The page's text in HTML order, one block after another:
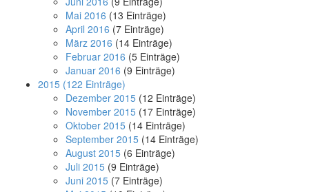
Mai 2016 (13 Einträge)
April 2016 (7 Einträge)
März 2016 (14 Einträge)
Februar 2016 (5 Einträge)
Januar 2016 (9 Einträge)
2015 (122 Einträge)
Dezember 2015 (12 Einträge)
November 2015 (17 Einträge)
Oktober 2015 (14 Einträge)
September 2015 (14 Einträge)
August 2015 (6 Einträge)
Juli 2015 (9 Einträge)
Juni 2015 (7 Einträge)